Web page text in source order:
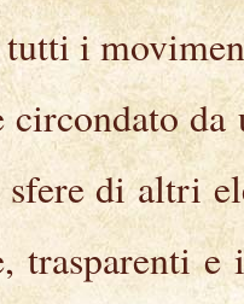
i
di altri
trasparenti